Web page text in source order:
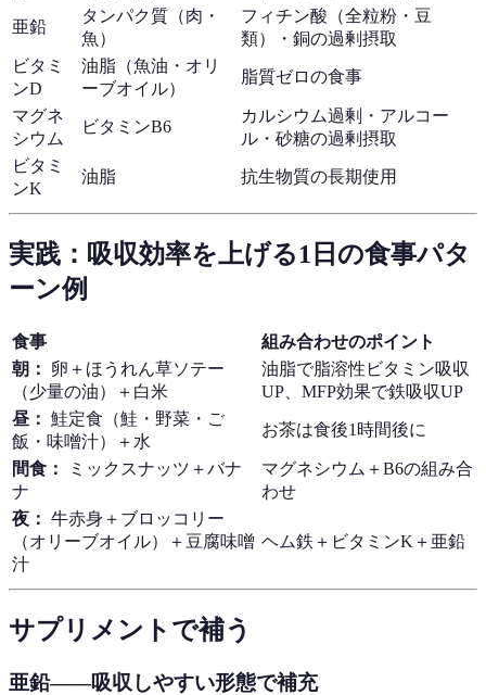
亜鉛
タンパク質（肉・
魚）
フィチン酸（全粒粉・豆
類）・銅の過剰摂取
ビタミ
ンD
油脂（魚油・オリ
ーブオイル）
脂質ゼロの食事
マグネ
シウム
ビタミンB6
カルシウム過剰・アルコー
ル・砂糖の過剰摂取
ビタミ
ンK
油脂 抗生物質の長期使用
実践：吸収効率を上げる1日の食事パタ
ーン例
食事
組み合わせのポイント
朝：
卵＋ほうれん草ソテー
（少量の油）＋白米
油脂で脂溶性ビタミン吸収
UP、MFP効果で鉄吸収UP
昼： 鮭定食（鮭・野菜・ご
飯・味噌汁）＋水
お茶は食後1時間後に
間食：
ミックスナッツ＋バナ
ナ
マグネシウム＋B6の組み合
わせ
夜： 牛赤身＋ブロッコリー
（オリーブオイル）＋豆腐味噌
汁
ヘム鉄＋ビタミンK＋亜鉛
サプリメントで補う
亜鉛——吸収しやすい形態で補充